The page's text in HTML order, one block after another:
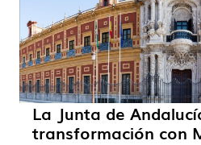
La Junta de
transformación con